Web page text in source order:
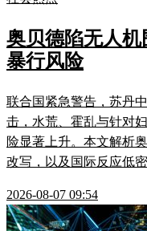
奥贝德陷无人
暴行风险
联合国紧急警告，苏丹
击，水荒、霍乱与针对
险显著上升。本文解析
改写，以及国际反应低密
2026-08-07 09:54